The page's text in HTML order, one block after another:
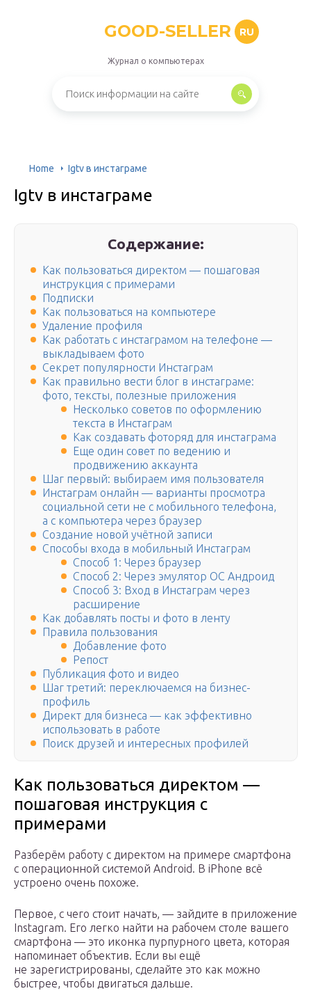
GOOD-SELLER RU
Журнал о компьютерах
Home Igtv в инстаграме
Igtv в инстаграме
Содержание:
Как пользоваться директом — пошаговая
инструкция с примерами
Подписки
Как пользоваться на компьютере
Удаление профиля
Как работать с инстаграмом на телефоне —
выкладываем фото
Секрет популярности Инстаграм
Как правильно вести блог в инстаграме:
фото, тексты, полезные приложения
Несколько советов по оформлению
текста в Инстаграм
Как создавать фоторяд для инстаграма
Еще один совет по ведению и
продвижению аккаунта
Шаг первый: выбираем имя пользователя
Инстаграм онлайн — варианты просмотра
социальной сети не с мобильного телефона,
а с компьютера через браузер
Создание новой учётной записи
Способы входа в мобильный Инстаграм
Способ 1: Через браузер
Способ 2: Через эмулятор ОС Андроид
Способ 3: Вход в Инстаграм через
расширение
Как добавлять посты и фото в ленту
Правила пользования
Добавление фото
Репост
Публикация фото и видео
Шаг третий: переключаемся на бизнес-
профиль
Директ для бизнеса — как эффективно
использовать в работе
Поиск друзей и интересных профилей
Как пользоваться директом —
пошаговая инструкция с
примерами
Разберём работу с директом на примере смартфона
с операционной системой Android. В iPhone всё
устроено очень похоже.
Первое, с чего стоит начать, — зайдите в приложение
Instagram. Его легко найти на рабочем столе вашего
смартфона — это иконка пурпурного цвета, которая
напоминает объектив. Если вы ещё
не зарегистрированы, сделайте это как можно
быстрее, чтобы двигаться дальше.